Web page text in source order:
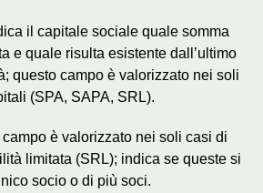
il capitale sociale quale somma
e quale risulta esistente dall’ultimo
questo campo è valorizzato nei soli
(SPA, SAPA, SRL).
è valorizzato nei soli casi di
limitata (SRL); indica se queste si
socio o di più soci.